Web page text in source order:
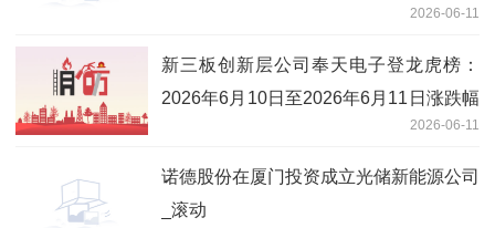
2026-06-11
新三板创新层公司奉天电子登龙虎榜：
2026年6月10日至2026年6月11日涨跌幅
2026-06-11
诺德股份在厦门投资成立光储新能源公司
_滚动